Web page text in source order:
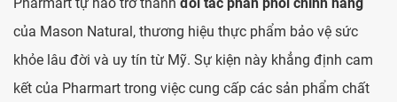
của Mason Natural, thương hiệu thực phẩm bảo vệ sức
khỏe lâu đời và uy tín từ Mỹ. Sự kiện này khẳng định cam
kết của Pharmart trong việc cung cấp các sản phẩm chất